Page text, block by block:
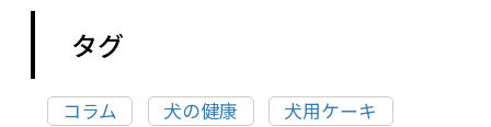
タグ
コラム 犬の健康
犬用ケーキ